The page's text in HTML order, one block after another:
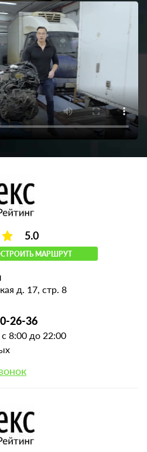
5.0
МАРШРУТ
д. 17, стр. 8
26-36
8:00 до 22:00